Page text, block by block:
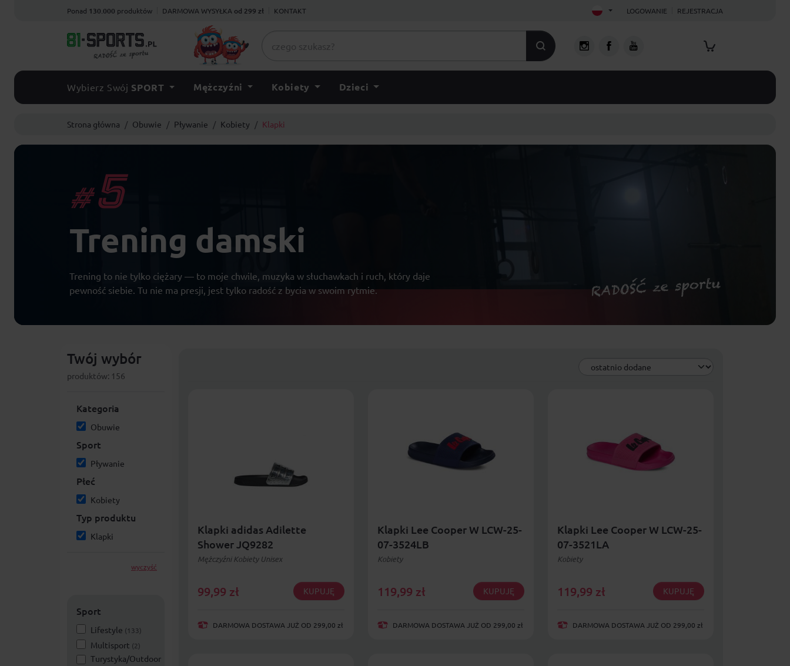
Ponad 130.000 produktów DARMOWA WYSYŁKA od 299 zł KONTAKT LOGOWANIE REJESTRACJA
Wybierz Swój SPORT Mężczyźni Kobiety Dzieci
Strona główna Obuwie Pływanie Kobiety Klapki
#5
Trening damski
Trening to nie tylko ciężary — to moje chwile, muzyka w słuchawkach i ruch, który daje
pewność siebie. Tu nie ma presji, jest tylko radość z bycia w swoim rytmie.
Twój wybór
produktów: 156
Kategoria
Obuwie
Sport
Pływanie
Płeć
Kobiety
Typ produktu
Klapki
wyczyść
Sport
Lifestyle (133)
Multisport (2)
Turystyka/Outdoor
Klapki adidas Adilette
Shower JQ9282
Mężczyźni Kobiety Unisex
99,99 zł KUPUJĘ
DARMOWA DOSTAWA JUŻ OD 299,00 zł
Klapki Lee Cooper W LCW-25-
07-3524LB
Kobiety
119,99 zł KUPUJĘ
DARMOWA DOSTAWA JUŻ OD 299,00 zł
Klapki Lee Cooper W LCW-25-
07-3521LA
Kobiety
119,99 zł KUPUJĘ
DARMOWA DOSTAWA JUŻ OD 299,00 zł